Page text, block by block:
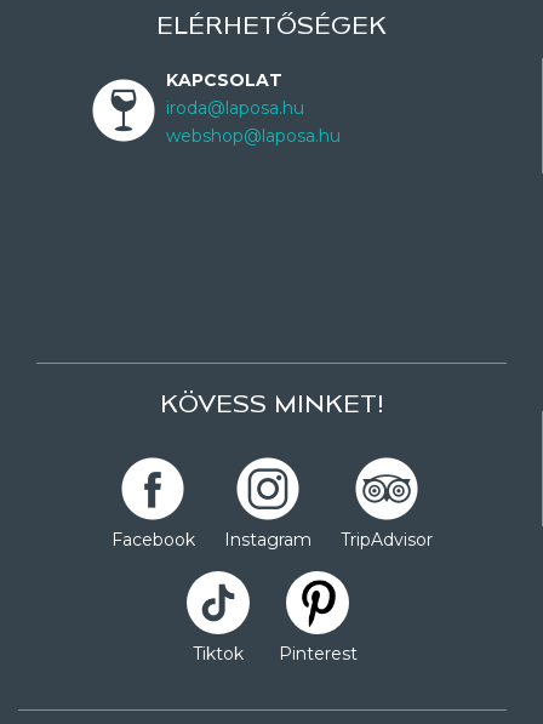
ELÉRHETŐSÉGEK
KAPCSOLAT
iroda@laposa.hu
webshop@laposa.hu
KÖVESS MINKET!
Facebook Instagram TripAdvisor
Tiktok Pinterest